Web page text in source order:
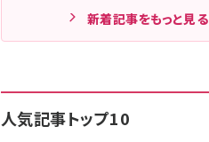
新着記事をもっと見る
人気記事トップ10